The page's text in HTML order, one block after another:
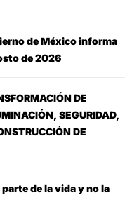
de México informa
de 2026
DE
SEGURIDAD,
DE
de la vida y no la